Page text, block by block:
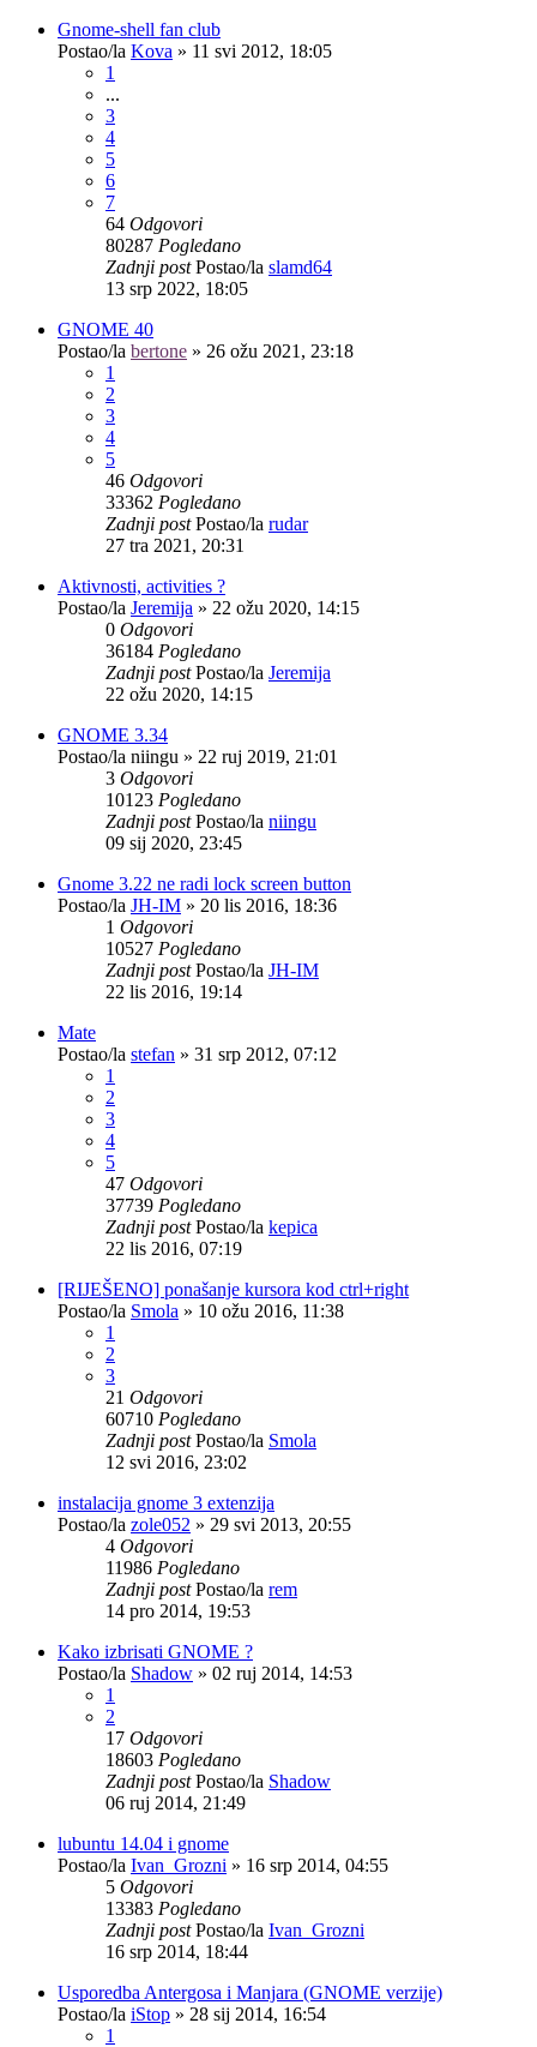
Gnome-shell fan club
Postao/la Kova » 11 svi 2012, 18:05
1
...
3
4
5
6
7
64 Odgovori
80287 Pogledano
Zadnji postPostao/la slamd64
13 srp 2022, 18:05
GNOME 40
Postao/la bertone » 26 ožu 2021, 23:18
1
2
3
4
5
46 Odgovori
33362 Pogledano
Zadnji postPostao/la rudar
27 tra 2021, 20:31
Aktivnosti, activities ?
Postao/la Jeremija » 22 ožu 2020, 14:15
0 Odgovori
36184 Pogledano
Zadnji postPostao/la Jeremija
22 ožu 2020, 14:15
GNOME 3.34
Postao/la niingu » 22 ruj 2019, 21:01
3 Odgovori
10123 Pogledano
Zadnji postPostao/la niingu
09 sij 2020, 23:45
Gnome 3.22 ne radi lock screen button
Postao/la JH-IM » 20 lis 2016, 18:36
1 Odgovori
10527 Pogledano
Zadnji postPostao/la JH-IM
22 lis 2016, 19:14
Mate
Postao/la stefan » 31 srp 2012, 07:12
1
2
3
4
5
47 Odgovori
37739 Pogledano
Zadnji postPostao/la kepica
22 lis 2016, 07:19
[RIJEŠENO] ponašanje kursora kod ctrl+right
Postao/la Smola » 10 ožu 2016, 11:38
1
2
3
21 Odgovori
60710 Pogledano
Zadnji postPostao/la Smola
12 svi 2016, 23:02
instalacija gnome 3 extenzija
Postao/la zole052 » 29 svi 2013, 20:55
4 Odgovori
11986 Pogledano
Zadnji postPostao/la rem
14 pro 2014, 19:53
Kako izbrisati GNOME ?
Postao/la Shadow » 02 ruj 2014, 14:53
1
2
17 Odgovori
18603 Pogledano
Zadnji postPostao/la Shadow
06 ruj 2014, 21:49
lubuntu 14.04 i gnome
Postao/la Ivan_Grozni » 16 srp 2014, 04:55
5 Odgovori
13383 Pogledano
Zadnji postPostao/la Ivan_Grozni
16 srp 2014, 18:44
Usporedba Antergosa i Manjara (GNOME verzije)
Postao/la iStop » 28 sij 2014, 16:54
1